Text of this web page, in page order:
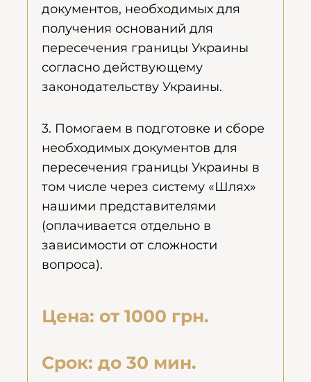
документов, необходимых для
получения оснований для
пересечения границы Украины
согласно действующему
законодательству Украины.
3. Помогаем в подготовке и сборе
необходимых документов для
пересечения границы Украины в
том числе через систему «Шлях»
нашими представителями
(оплачивается отдельно в
зависимости от сложности
вопроса).
Цена: от 1000 грн.
Срок: до 30 мин.